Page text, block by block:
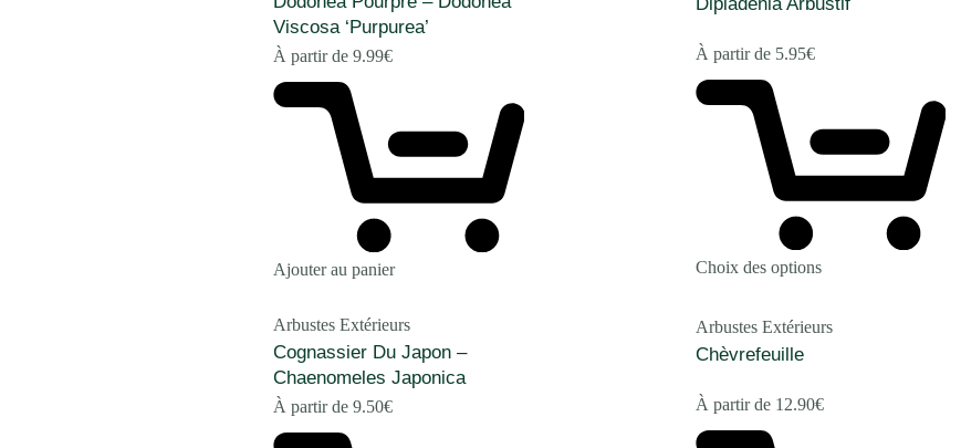
Viscosa ‘Purpurea’
À partir de 9.99€
Ajouter au panier
À partir de 5.95€
Choix des options
Arbustes Extérieurs
Cognassier Du Japon –
Chaenomeles Japonica
À partir de 9.50€
Arbustes Extérieurs
Chèvrefeuille
À partir de 12.90€